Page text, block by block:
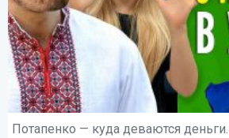
Потапенко — куда деваются